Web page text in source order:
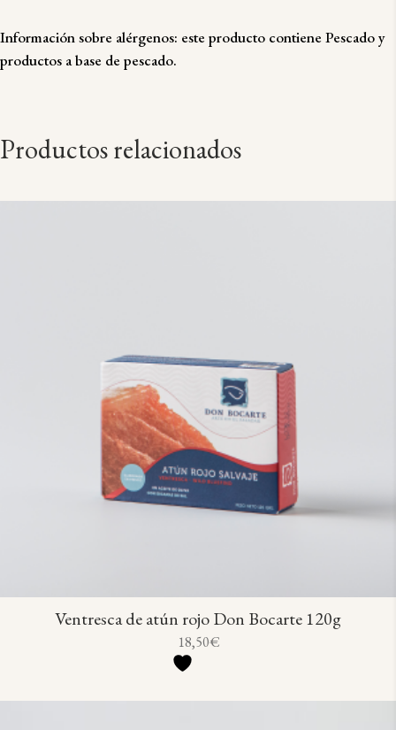
Información sobre alérgenos: este producto contiene Pescado y
productos a base de pescado.
Productos relacionados
Ventresca de atún rojo Don Bocarte 120g
18,50€